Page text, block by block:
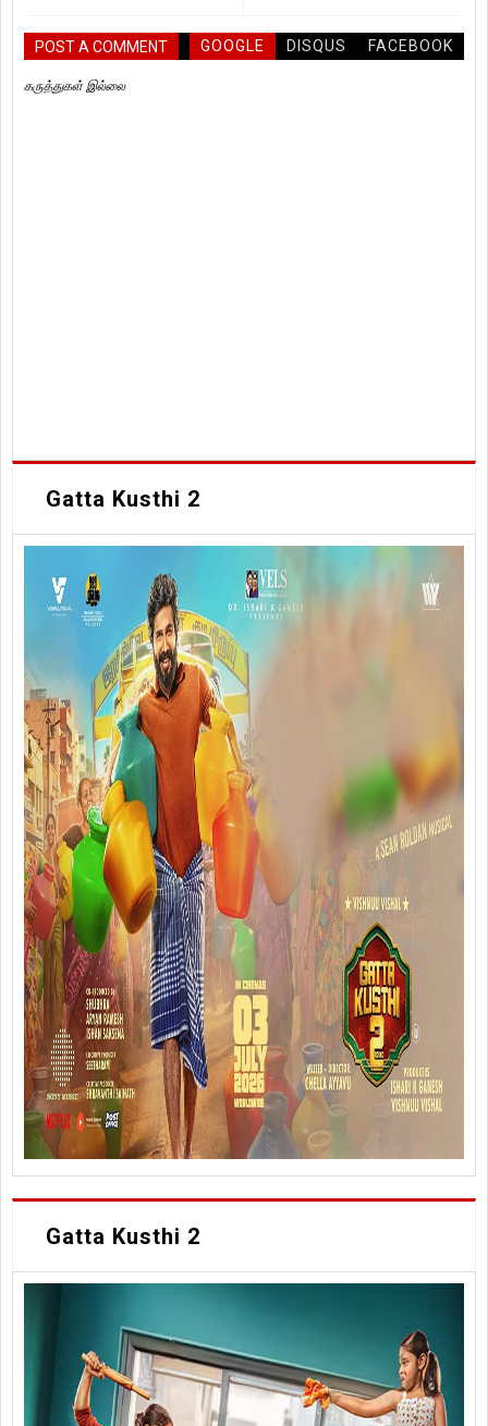
POST A COMMENT GOOGLE DISQUS FACEBOOK
கருத்துகள் இல்லை
Gatta Kusthi 2
Gatta Kusthi 2